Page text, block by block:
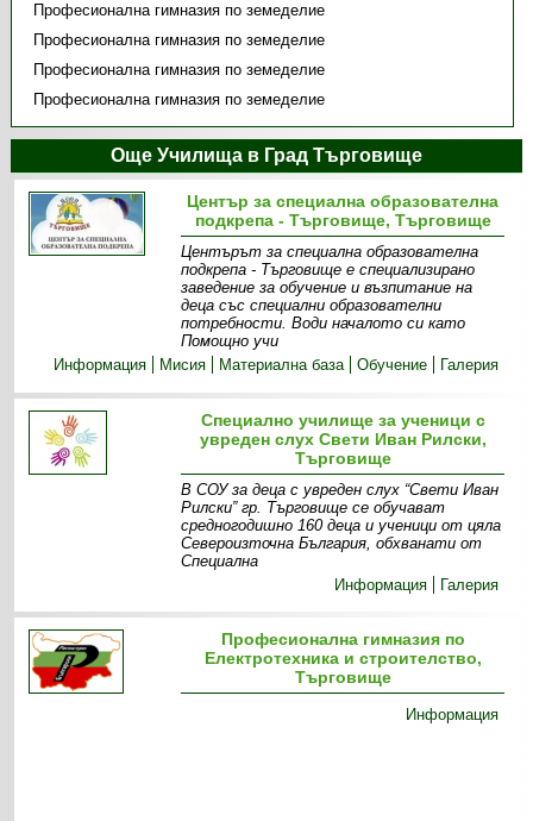
Професионална гимназия по земеделие
Професионална гимназия по земеделие
Професионална гимназия по земеделие
Професионална гимназия по земеделие
Още Училища в Град Търговище
Център за специална образователна
подкрепа - Търговище, Търговище
Центърът за специална образователна
подкрепа - Търговище е специализирано
заведение за обучение и възпитание на
деца със специални образователни
потребности. Води началото си като
Помощно учи
Информация
Мисия Материална база Обучение Галерия
Специално училище за ученици с
увреден слух Свети Иван Рилски,
Търговище
В СОУ за деца с увреден слух “Свети Иван
Рилски” гр. Търговище се обучават
средногодишно 160 деца и ученици от цяла
Североизточна България, обхванати от
Специална
Информация
Галерия
Професионална гимназия по
Електротехника и строителство,
Търговище
Информация